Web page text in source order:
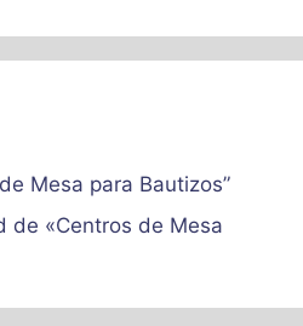
Mesa para Bautizos”
de «Centros de Mesa